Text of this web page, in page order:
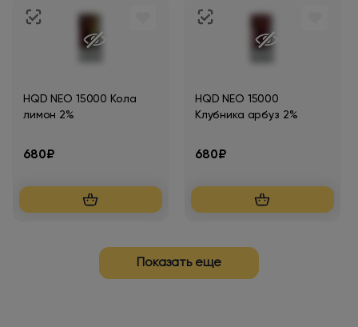
HQD NEO 15000 Кола
лимон 2%
680₽
HQD NEO 15000
Клубника арбуз 2%
680₽
Показать еще